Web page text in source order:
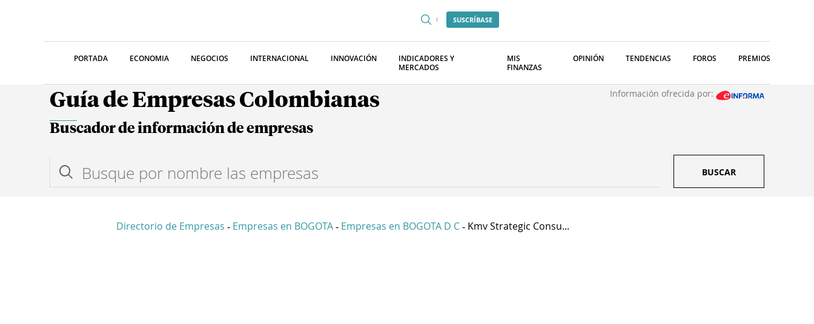
SUSCRÍBASE
PORTADA ECONOMIA NEGOCIOS INTERNACIONAL INNOVACIÓN
INDICADORES Y
MERCADOS
MIS
FINANZAS
OPINIÓN TENDENCIAS FOROS PREMIOS
Guía de Empresas Colombianas Información ofrecida por:
Buscador de información de empresas
BUSCAR
Directorio de Empresas - Empresas en BOGOTA - Empresas en BOGOTA D C - Kmv Strategic Consu...